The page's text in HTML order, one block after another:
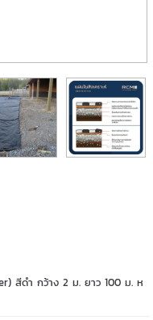
สีดำ กว้าง 2 ม. ยาว 100 ม. ห